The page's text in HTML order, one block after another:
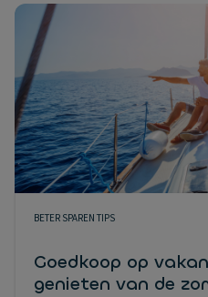
BETER SPAREN TIPS
Goedkoop op
genieten van de